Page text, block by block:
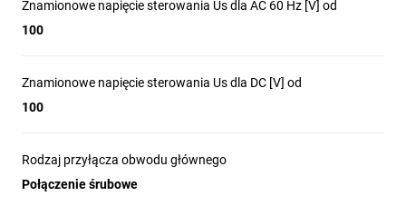
Znamionowe napięcie sterowania Us dla AC 60 Hz [V] od
100
Znamionowe napięcie sterowania Us dla DC [V] od
100
Rodzaj przyłącza obwodu głównego
Połączenie śrubowe